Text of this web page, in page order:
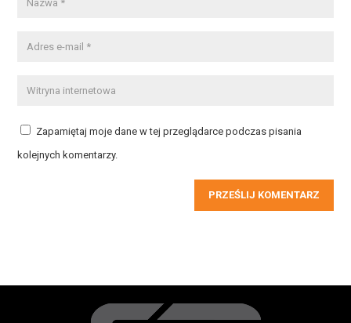
Zapamiętaj moje dane w tej przeglądarce podczas pisania
kolejnych komentarzy.
PRZEŚLIJ KOMENTARZ